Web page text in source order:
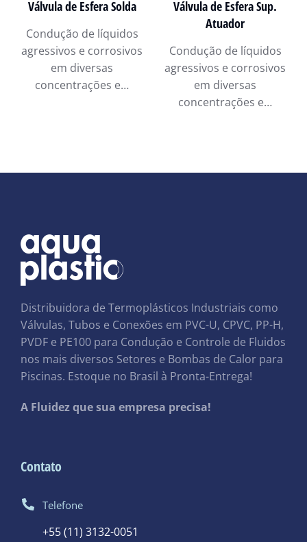
Válvula de Esfera Solda
Condução de líquidos
agressivos e corrosivos
em diversas
concentrações e…
Válvula de Esfera Sup.
Atuador
Condução de líquidos
agressivos e corrosivos
em diversas
concentrações e…
Distribuidora de Termoplásticos Industriais como
Válvulas, Tubos e Conexões em PVC-U, CPVC, PP-H,
PVDF e PE100 para Condução e Controle de Fluidos
nos mais diversos Setores e Bombas de Calor para
Piscinas. Estoque no Brasil à Pronta-Entrega!
A Fluidez que sua empresa precisa!
Contato
Telefone
+55 (11) 3132-0051